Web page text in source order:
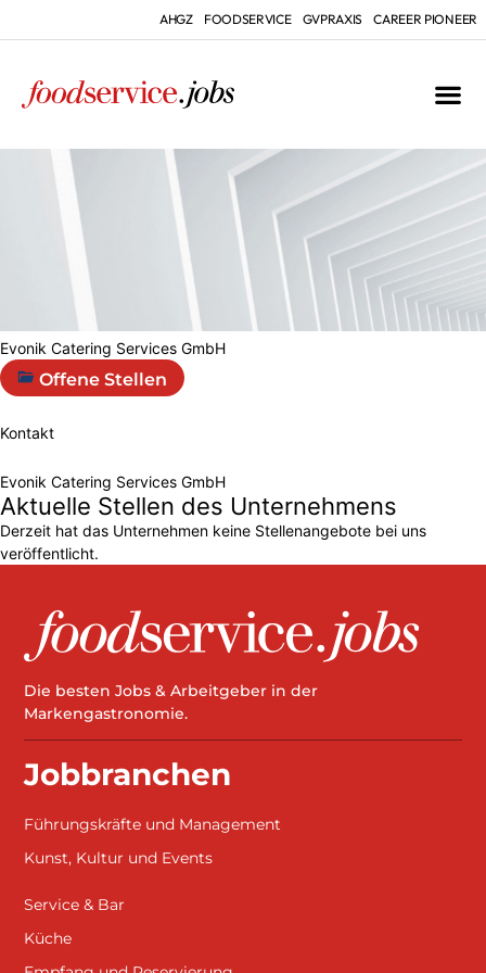
AHGZ FOODSERVICE GVPRAXIS CAREER PIONEER
Evonik Catering Services GmbH
Offene Stellen
Kontakt
Evonik Catering Services GmbH
Aktuelle Stellen des Unternehmens
Derzeit hat das Unternehmen keine Stellenangebote bei uns
veröffentlicht.
Die besten Jobs & Arbeitgeber in der
Markengastronomie.
Jobbranchen
Führungskräfte und Management
Kunst, Kultur und Events
Service & Bar
Küche